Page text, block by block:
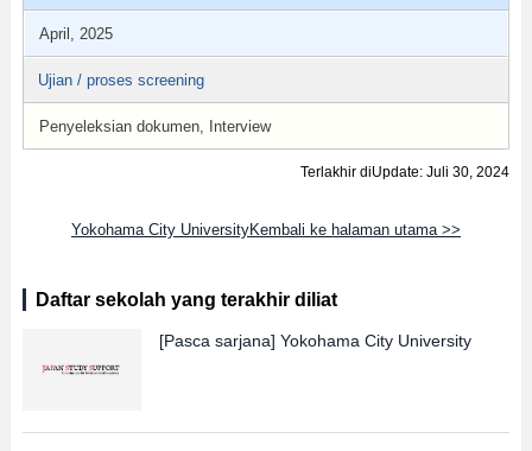
April, 2025
Ujian / proses screening
Penyeleksian dokumen, Interview
Terlakhir diUpdate: Juli 30, 2024
Yokohama City UniversityKembali ke halaman utama >>
Daftar sekolah yang terakhir diliat
[Pasca sarjana] Yokohama City University